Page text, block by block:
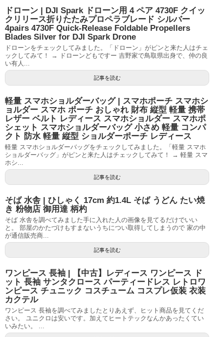
ドローン | DJI Spark ドローン用 4 ペア 4730F クイッ
クリリース折りたたみプロペラブレード シルバー
4pairs 4730F Quick-Release Foldable Propellers
Blades Silver for DJI Spark Drone
ドローンをチェックしてみました。「ドローン」がピンと来た人はチェ
ックしてみて！ → ドローンどもですー 吉野家で鳥取県出身で、仲の良
い有人...
記事を読む
軽量 スマホショルダーバッグ | スマホポーチ スマホシ
ョルダー スマホ ポーチ おしゃれ 財布 縦型 軽量 携帯
レザー ベルト レディース スマホショルダー スマホポ
シェット スマホショルダーバッグ 小さめ 軽量 コンパ
クト 防水 軽量 縦型 ショルダーポーチ レディース
軽量 スマホショルダーバッグをチェックしてみました。「軽量 スマホ
ショルダーバッグ」がピンと来た人はチェックしてみて！ → 軽量 スマ
ホシ...
記事を読む
そば 水舎 | ひしゃく 17cm 約1.4L そば うどん たい焼
き 粉物店 御用達 柄杓
そば 水舎を調べてみました手に入れた人の画像を見てるだけでいい
と。 部屋のかたづけもすまないうちについ取得してしまうので 家の中
が通信販売商...
記事を読む
ワンピース 長袖 | 【中古】レディース ワンピース ド
ット 長袖 サンタクロース パーティードレス レトロワ
ンピース チュニック コスチューム コスプレ仮装 衣装
カクテル
ワンピース 長袖を調べてみましたとりあえず、ヒット商品を見てくだ
さい。 ユニクロは安いです。加えてヒートテックなんかあったくてい
いみたい。 ...